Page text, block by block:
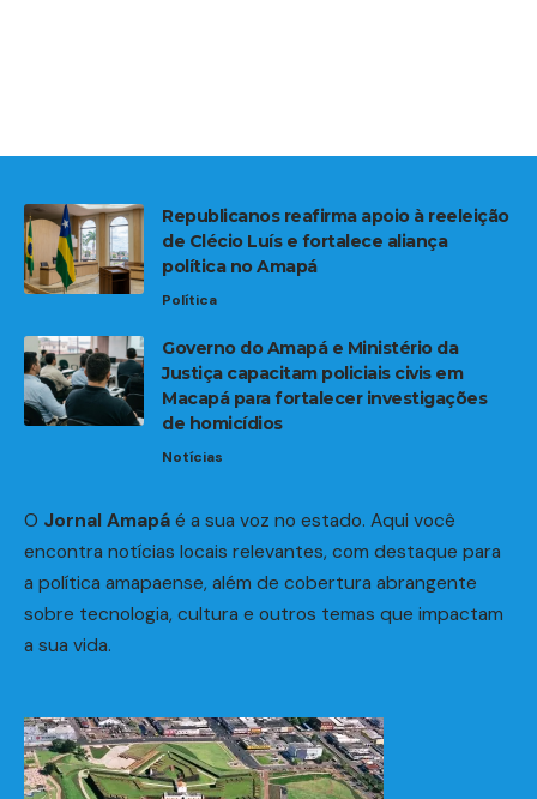
Republicanos reafirma apoio à reeleição
de Clécio Luís e fortalece aliança
política no Amapá
Política
Governo do Amapá e Ministério da
Justiça capacitam policiais civis em
Macapá para fortalecer investigações
de homicídios
Notícias
O Jornal Amapáé a sua voz no estado. Aqui você
encontra notícias locais relevantes, com destaque para
a política amapaense, além de cobertura abrangente
sobre tecnologia, cultura e outros temas que impactam
a sua vida.